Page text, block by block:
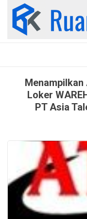
content
Loker
PT Asia